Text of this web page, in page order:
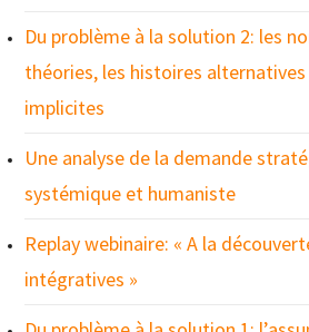
Du problème à la solution 2: les
théories, les histoires
implicites
Une analyse de la demande
systémique et humaniste
Replay webinaire: « A la
intégratives »